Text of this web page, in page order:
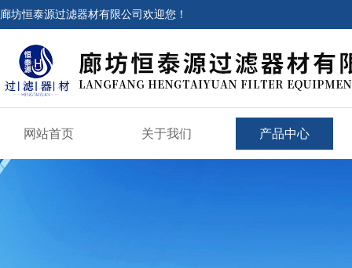
廊坊恒泰源过滤器材有限公司欢迎您！
网站首页 关于我们 产品中心